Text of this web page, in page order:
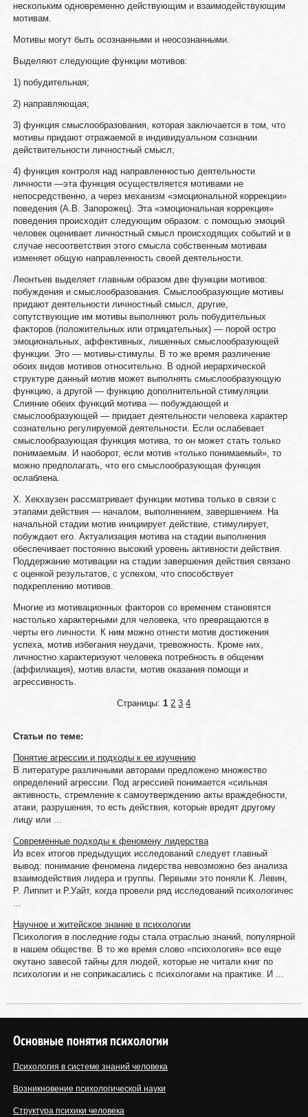
нескольким одновременно действующим и взаимодействующим
мотивам.
Мотивы могут быть осознанными и неосознанными.
Выделяют следующие функции мотивов:
1) побудительная;
2) направляющая;
3) функция смыслообразования, которая заключается в том, что
мотивы придают отражаемой в индивидуальном сознании
действительности личностный смысл;
4) функция контроля над направленностью деятельности
личности —эта функция осуществляется мотивами не
непосредственно, а через механизм «эмоциональной коррекции»
поведения (А.В. Запорожец). Эта «эмоциональная коррекция»
поведения происходит следующим образом: с помощью эмоций
человек оценивает личностный смысл происходящих событий и в
случае несоответствия этого смысла собственным мотивам
изменяет общую направленность своей деятельности.
Леонтьев выделяет главным образом две функции мотивов:
побуждения и смыслообразования. Смыслообразующие мотивы
придают деятельности личностный смысл, другие,
сопутствующие им мотивы выполняют роль побудительных
факторов (положительных или отрицательных) — порой остро
эмоциональных, аффективных, лишенных смыслообразующей
функции. Это — мотивы-стимулы. В то же время различение
обоих видов мотивов относительно. В одной иерархической
структуре данный мотив может выполнять смыслообразующую
функцию, а другой — функцию дополнительной стимуляции.
Слияние обеих функций мотива — побуждающей и
смыслообразующей — придает деятельности человека характер
сознательно регулируемой деятельности. Если ослабевает
смыслообразующая функция мотива, то он может стать только
понимаемым. И наоборот, если мотив «только понимаемый», то
можно предполагать, что его смыслообразующая функция
ослаблена.
X. Хекхаузен рассматривает функции мотива только в связи с
этапами действия — началом, выполнением, завершением. На
начальной стадии мотив инициирует действие, стимулирует,
побуждает его. Актуализация мотива на стадии выполнения
обеспечивает постоянно высокий уровень активности действия.
Поддержание мотивации на стадии завершения действия связано
с оценкой результатов, с успехом, что способствует
подкреплению мотивов.
Многие из мотивационных факторов со временем становятся
настолько характерными для человека, что превращаются в
черты его личности. К ним можно отнести мотив достижения
успеха, мотив избегания неудачи, тревожность. Кроме них,
личностно характеризуют человека потребность в общении
(аффилиация), мотив власти, мотив оказания помощи и
агрессивность.
Страницы:1 2 3 4
Статьи по теме:
Понятие агрессии и подходы к ее изучению
В литературе различными авторами предложено множество
определений агрессии. Под агрессией понимается «сильная
активность, стремление к самоутверждению акты враждебности,
атаки, разрушения, то есть действия, которые вредят другому
лицу или ...
Современные подходы к феномену лидерства
Из всех итогов предыдущих исследований следует главный
вывод: понимание феномена лидерства невозможно без анализа
взаимодействия лидера и группы. Первыми это поняли К. Левин,
Р. Липпит и Р.Уайт, когда провели ряд исследований психологичес
...
Научное и житейское знание в психологии
Психология в последние годы стала отраслью знаний, популярной
в нашем обществе. В то же время слово «психология» все еще
окутано завесой тайны для людей, которые не читали книг по
психологии и не соприкасались с психологами на практике. И ...
Основные понятия психологии
Психология в системе знаний человека
Возникновение психологической науки
Структура психики человека